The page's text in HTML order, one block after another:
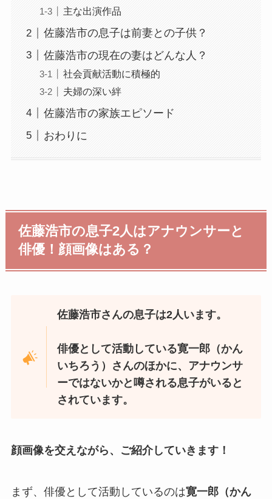
主な出演作品
佐藤浩市の息子は前妻との子供？
佐藤浩市の現在の妻はどんな人？
社会貢献活動に積極的
夫婦の深い絆
佐藤浩市の家族エピソード
おわりに
佐藤浩市の息子2人はアナウンサーと
俳優！顔画像はある？
佐藤浩市さんの息子は2人います。
俳優として活動している寛一郎（かん
いちろう）さんのほかに、アナウンサ
ーではないかと噂される息子がいると
されています。
顔画像を交えながら、ご紹介していきます！
まず、俳優として活動しているのは寛一郎（かん